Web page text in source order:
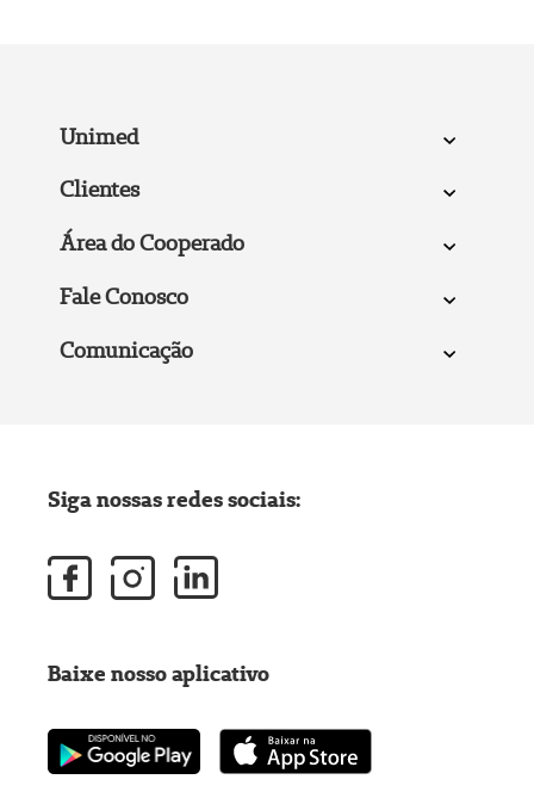
Unimed
Clientes
Área do Cooperado
Fale Conosco
Comunicação
Siga nossas redes sociais:
Baixe nosso aplicativo